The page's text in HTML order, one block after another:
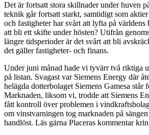
Det är fortsatt stora skillnader under huven
teknik går fortsatt starkt, samtidigt som
och fastigheter har svårt att lyfta på världens
att bli ett skifte under hösten? Utifrån
längre tidsperioder är det svårt att bli
det gäller fastigheter- och finans.
Under juni månad hade vi tyvärr två riktiga
på listan. Svagast var Siemens Energy där
helägda dotterbolaget Siemens Gamesa står
Marknaden, liksom vi, trodde att Siemens
fått kontroll över problemen i
om vinstvarningen tog marknaden på
handlöst. Läs gärna Placeras kommentar